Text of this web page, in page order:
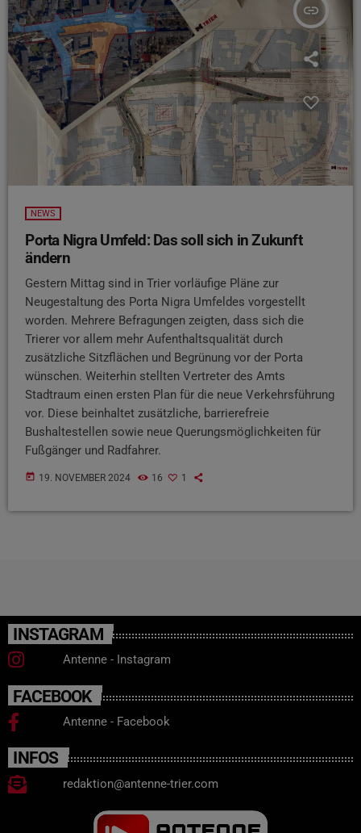
insert_link
NEWS
Porta Nigra Umfeld: Das soll sich in Zukunft
ändern
Gestern Mittag sind in Trier vorläufige Pläne zur
Neugestaltung des Porta Nigra Umfeldes vorgestellt
worden. Mehrere Befragungen zeigten, dass sich die
Trierer vor allem mehr Aufenthaltsqualität durch
zusätzliche Sitzflächen und Begrünung vor der Porta
wünschen. Weiterhin stellten Vertreter des Amts
Stadtraum einen ersten Plan für die neue Verkehrsführung
vor. Diese beinhaltet zusätzliche, barrierefreie
Bushaltestellen sowie neue Querungsmöglichkeiten für
Fußgänger und Radfahrer.
today 19. NOVEMBER 2024 16 1
INSTAGRAM
Antenne - Instagram
FACEBOOK
Antenne - Facebook
INFOS
redaktion@antenne-trier.com